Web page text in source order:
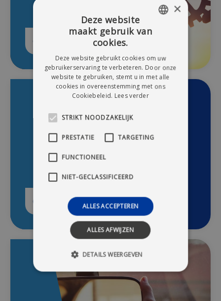
Onze werking
Onze Europese fondsen
×
Deze website
maakt gebruik van
cookies.
Deze website gebruikt cookies om uw
gebruikerservaring te verbeteren. Door onze
website te gebruiken, stemt u in met alle
cookies in overeenstemming met ons
Cookiebeleid. Lees verder
STRIKT NOODZAKELIJK
PRESTATIE TARGETING
FUNCTIONEEL
NIET-GECLASSIFICEERD
ALLES ACCEPTEREN
ALLES AFWIJZEN
DETAILS WEERGEVEN